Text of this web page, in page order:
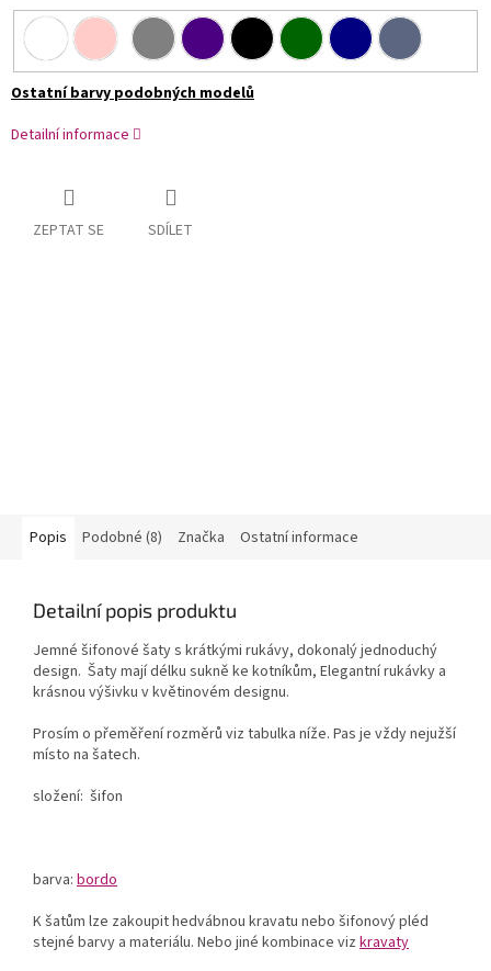
Ostatní barvy podobných modelů
Detailní informace
ZEPTAT SE SDÍLET
Popis Podobné (8) Značka Ostatní informace
Detailní popis produktu
Jemné šifonové šaty s krátkými rukávy, dokonalý jednoduchý
design. Šaty mají délku sukně ke kotníkům, Elegantní rukávky a
krásnou výšivku v květinovém designu.
Prosím o přeměření rozměrů viz tabulka níže. Pas je vždy nejužší
místo na šatech.
složení: šifon
barva: bordo
K šatům lze zakoupit hedvábnou kravatu nebo šifonový pléd
stejné barvy a materiálu. Nebo jiné kombinace viz kravaty